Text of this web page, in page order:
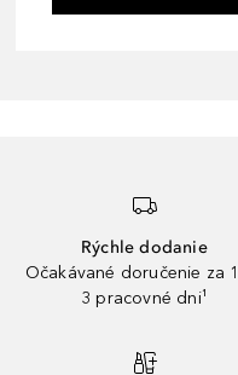
Rýchle dodanie
Očakávané doručenie za
3 pracovné dni¹